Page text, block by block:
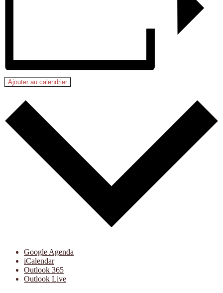
Ajouter au calendrier
Google Agenda
iCalendar
Outlook 365
Outlook Live